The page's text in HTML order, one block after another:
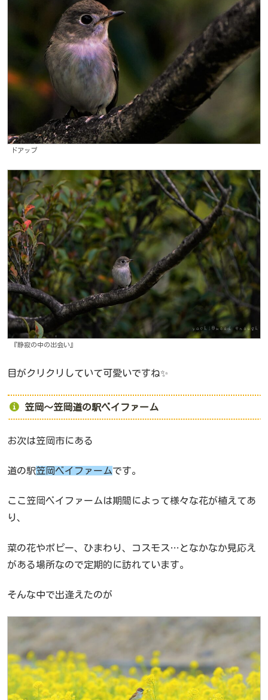
ドアップ
『静寂の中の出会い』
目がクリクリしていて可愛いですね✨
笠岡～笠岡道の駅ベイファーム
お次は笠岡市にある
道の駅笠岡ベイファームです。
ここ笠岡ベイファームは期間によって様々な花が植えてあ
り、
菜の花やポピー、ひまわり、コスモス…となかなか見応え
がある場所なので定期的に訪れています。
そんな中で出逢えたのが